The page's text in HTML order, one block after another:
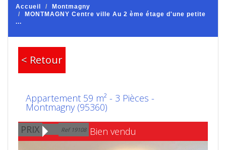
Accueil
Montmagny
MONTMAGNY Centre ville Au 2 ème étage d'une petite
...
< Retour
Appartement 59 m² - 3 Pièces -
Montmagny (95360)
PRIX
Ref 19108 Bien vendu